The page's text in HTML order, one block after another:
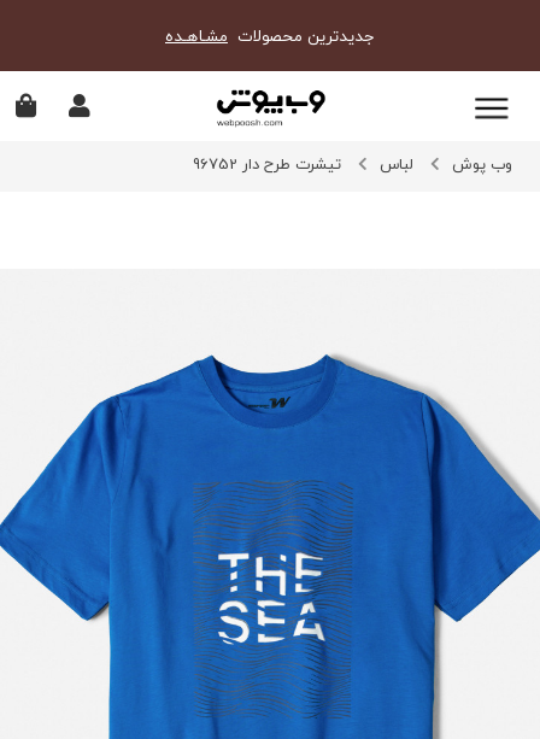
جدیدترین محصولات مشـاهـده
وب پوش لباس تیشرت طرح دار 96752